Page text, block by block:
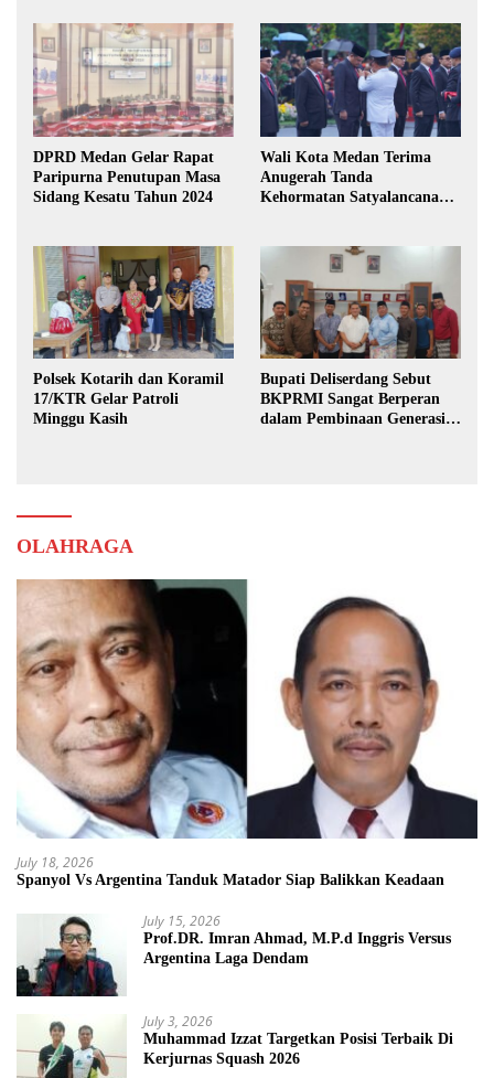
DPRD Medan Gelar Rapat
Paripurna Penutupan Masa
Sidang Kesatu Tahun 2024
Wali Kota Medan Terima
Anugerah Tanda
Kehormatan Satyalancana
Polsek Kotarih dan Koramil
17/KTR Gelar Patroli
Minggu Kasih
Bupati Deliserdang Sebut
BKPRMI Sangat Berperan
dalam Pembinaan Generasi
OLAHRAGA
July 18, 2026
Spanyol Vs Argentina Tanduk Matador Siap Balikkan Keadaan
July 15, 2026
Prof.DR. Imran Ahmad, M.P.d Inggris Versus
Argentina Laga Dendam
July 3, 2026
Muhammad Izzat Targetkan Posisi Terbaik Di
Kerjurnas Squash 2026